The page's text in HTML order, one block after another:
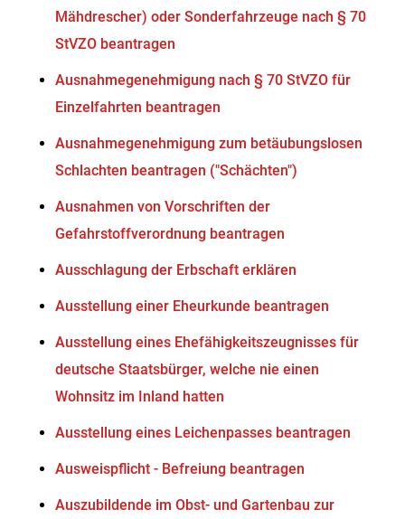
Mähdrescher) oder Sonderfahrzeuge nach § 70
StVZO beantragen
Ausnahmegenehmigung nach § 70 StVZO für
Einzelfahrten beantragen
Ausnahmegenehmigung zum betäubungslosen
Schlachten beantragen ("Schächten")
Ausnahmen von Vorschriften der
Gefahrstoffverordnung beantragen
Ausschlagung der Erbschaft erklären
Ausstellung einer Eheurkunde beantragen
Ausstellung eines Ehefähigkeitszeugnisses für
deutsche Staatsbürger, welche nie einen
Wohnsitz im Inland hatten
Ausstellung eines Leichenpasses beantragen
Ausweispflicht - Befreiung beantragen
Auszubildende im Obst- und Gartenbau zur